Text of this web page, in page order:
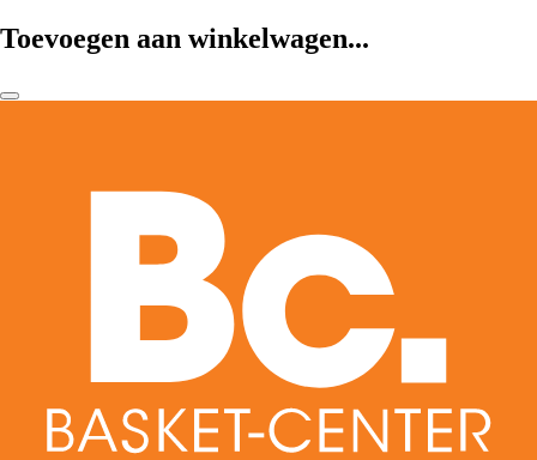
Toevoegen aan winkelwagen...